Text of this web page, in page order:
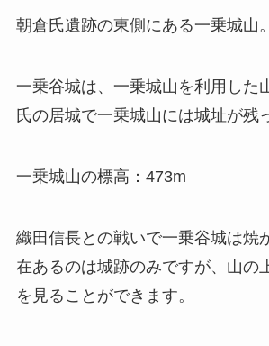
朝倉氏遺跡の東側にある一乗城山。
一乗谷城は、一乗城山を利用した
氏の居城で一乗城山には城址が残
一乗城山の標高：473m
織田信長との戦いで一乗谷城は焼
在あるのは城跡のみですが、山の
を見ることができます。